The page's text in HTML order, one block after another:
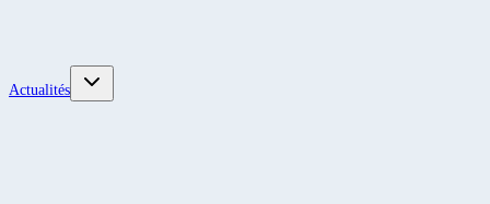
Actualités